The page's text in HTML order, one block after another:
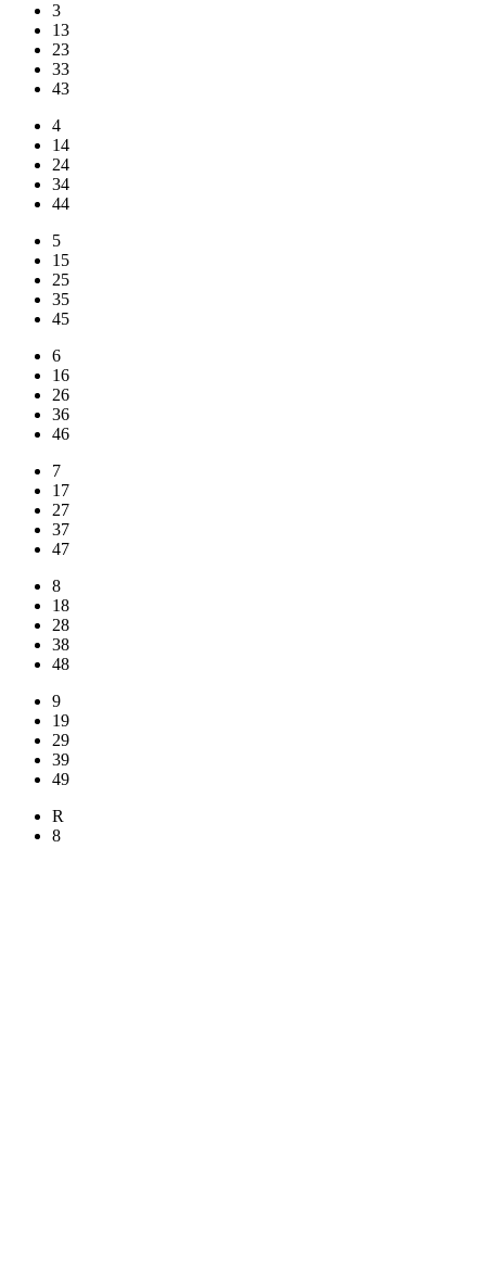
3
13
23
33
43
4
14
24
34
44
5
15
25
35
45
6
16
26
36
46
7
17
27
37
47
8
18
28
38
48
9
19
29
39
49
R
8